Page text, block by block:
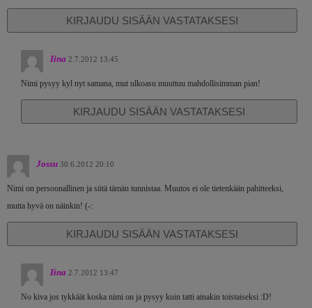
KIRJAUDU SISÄÄN VASTATAKSESI
Iina 2.7.2012 13:45
Nimi pysyy kyl nyt samana, mut ulkoasu muuttuu mahdollisimman pian!
KIRJAUDU SISÄÄN VASTATAKSESI
Jossu 30.6.2012 20:10
Nimi on persoonallinen ja siitä tämän tunnistaa. Muutos ei ole tietenkään pahitteeksi,
mutta hyvä on näinkin! (-:
KIRJAUDU SISÄÄN VASTATAKSESI
Iina 2.7.2012 13:47
No kiva jos tykkäät koska nimi on ja pysyy kuin tatti ainakin toistaiseksi :D!